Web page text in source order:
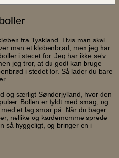
fra Tyskland. Hvis man skal
man et kløbenbrød, men jeg har
i stedet for. Jeg har ikke selv
jeg tror, at du godt kan bruge
i stedet for. Så lader du bare
og særligt Sønderjylland, hvor den
Bollen er fyldt med smag, og
et lag smør på. Når du bager
nellike og kardemomme sprede
så hyggeligt, og bringer en i